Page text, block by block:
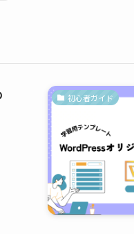
初心者ガイド